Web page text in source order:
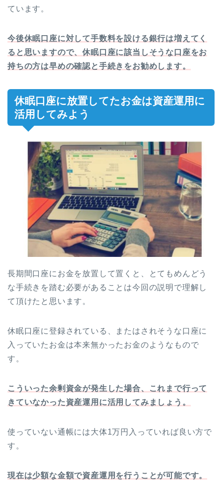
ています。
今後休眠口座に対して手数料を設ける銀行は増えてく
ると思いますので、休眠口座に該当しそうな口座をお
持ちの方は早めの確認と手続きをお勧めします。
休眠口座に放置してたお金は資産運用に
活用してみよう
長期間口座にお金を放置して置くと、とてもめんどう
な手続きを踏む必要があることは今回の説明で理解し
て頂けたと思います。
休眠口座に登録されている、またはされそうな口座に
入っていたお金は本来無かったお金のようなもので
す。
こういった余剰資金が発生した場合、これまで行って
きていなかった資産運用に活用してみましょう。
使っていない通帳には大体1万円入っていれば良い方で
す。
現在は少額な金額で資産運用を行うことが可能です。